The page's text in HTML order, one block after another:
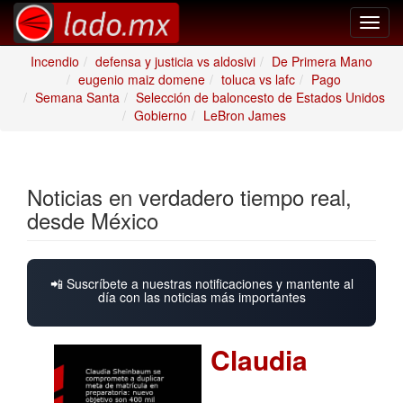
Incendio
defensa y justicia vs aldosivi
De Primera Mano
eugenio maiz domene
toluca vs lafc
Pago
Semana Santa
Selección de baloncesto de Estados Unidos
Gobierno
LeBron James
Noticias en verdadero tiempo real,
desde México
📲 Suscríbete a nuestras notificaciones y mantente al
día con las noticias más importantes
Claudia